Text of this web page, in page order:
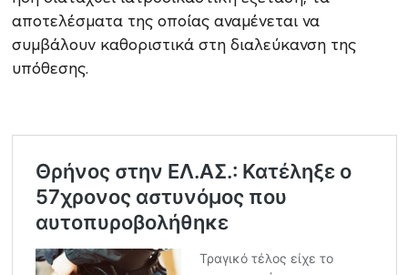
αποτελέσματα της οποίας αναμένεται να
συμβάλουν καθοριστικά στη διαλεύκανση της
υπόθεσης.